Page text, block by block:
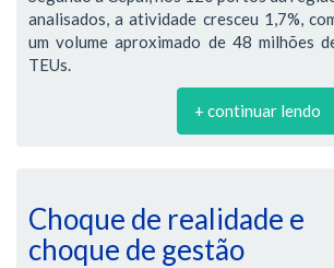
analisados, a atividade cresceu 1,7%,
um volume aproximado de 48 milhões
TEUs.
+ continuar lendo
Choque de realidade e
choque de gestão